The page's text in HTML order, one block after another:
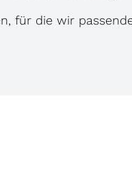
für die wir